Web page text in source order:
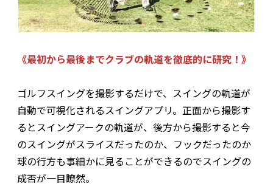
《最初から最後までクラブの軌道を徹底的に研究！》
ゴルフスイングを撮影するだけで、スイングの軌道が
自動で可視化されるスイングアプリ。正面から撮影す
るとスイングアークの軌道が、後方から撮影すると今
のスイングがスライスだったのか、フックだったのか
球の行方も事細かに見ることができるのでスイングの
成否が一目瞭然。